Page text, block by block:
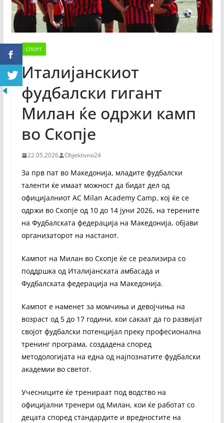
СПОРТ
Италијанскиот
фудбалски гигант
Милан ќе одржи камп
во Скопје
22.05.2026 Objektivno24
За прв пат во Македонија, младите фудбалски
таленти ќе имаат можност да бидат дел од
официјалниот AC Milan Academy Camp, кој ќе се
одржи во Скопје од 10 до 14 јуни 2026, на терените
на Фудбалската федерација на Македонија, објави
организаторот на настанот.
Кампот на Милан во Скопје ќе се реализира со
поддршка од Италијанската амбасада и
Фудбалската федерација на Македонија.
Кампот е наменет за момчиња и девојчиња на
возраст од 5 до 17 години, кои сакаат да го развијат
својот фудбалски потенцијал преку професионална
тренинг програма, создадена според
методологијата на една од најпознатите фудбалски
академии во светот.
Учесниците ќе тренираат под водство на
официјални тренери од Милан, кои ќе работат со
децата според стандардите и вредностите на